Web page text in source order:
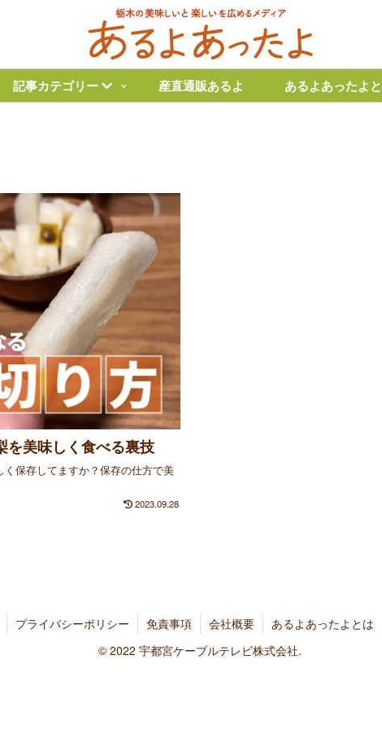
記事カテゴリー 産直通販あるよ あるよあったよ
を美味しく食べる裏技
保存してますか？保存の仕方で美
2023.09.28
プライバシーポリシー 免責事項 会社概要
あるよあったよとは
© 2022 宇都宮ケーブルテレビ株式会社.